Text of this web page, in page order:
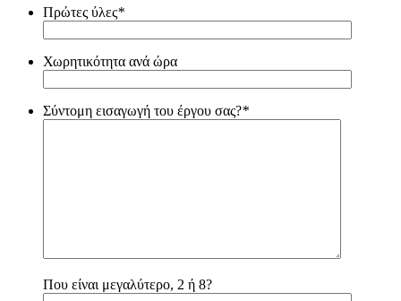
Πρώτες ύλες*
Χωρητικότητα ανά ώρα
Σύντομη εισαγωγή του έργου σας?*
Που είναι μεγαλύτερο, 2 ή 8?